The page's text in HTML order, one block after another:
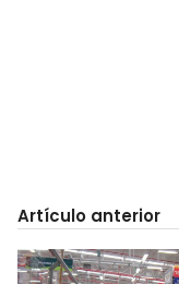
Artículo anterior